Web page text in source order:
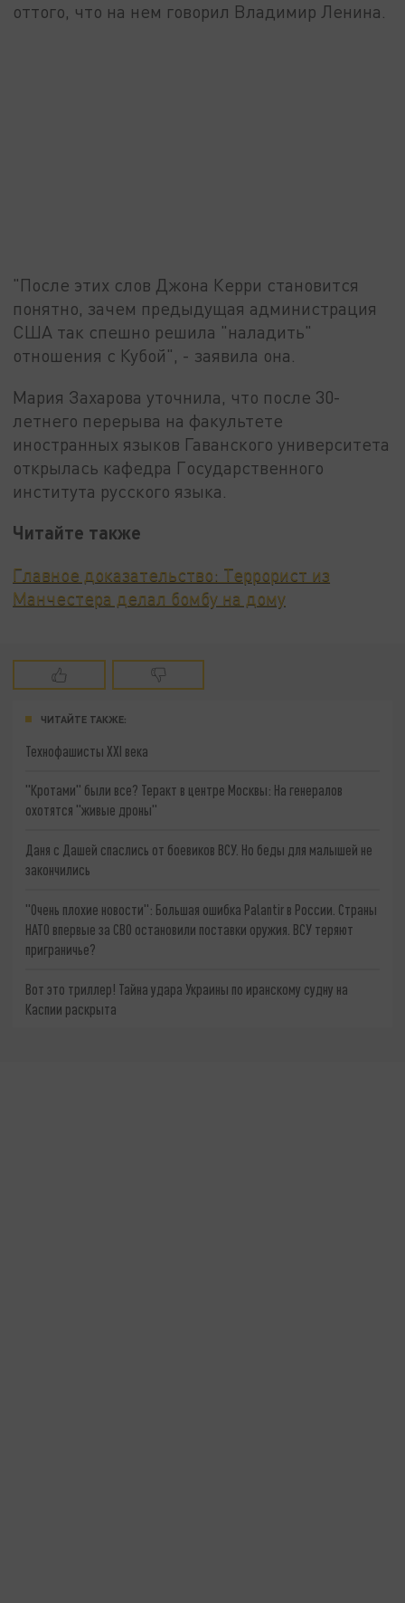
оттого, что на нем говорил Владимир Ленина.
"После этих слов Джона Керри становится
понятно, зачем предыдущая администрация
США так спешно решила "наладить"
отношения с Кубой", - заявила она.
Мария Захарова уточнила, что после 30-
летнего перерыва на факультете
иностранных языков Гаванского университета
открылась кафедра Государственного
института русского языка.
Читайте также
Главное доказательство: Террорист из
Манчестера делал бомбу на дому
ЧИТАЙТЕ ТАКЖЕ:
Технофашисты XXI века
"Кротами" были все? Теракт в центре Москвы: На генералов
охотятся "живые дроны"
Даня с Дашей спаслись от боевиков ВСУ. Но беды для малышей не
закончились
"Очень плохие новости": Большая ошибка Palantir в России. Страны
НАТО впервые за СВО остановили поставки оружия. ВСУ теряют
приграничье?
Вот это триллер! Тайна удара Украины по иранскому судну на
Каспии раскрыта